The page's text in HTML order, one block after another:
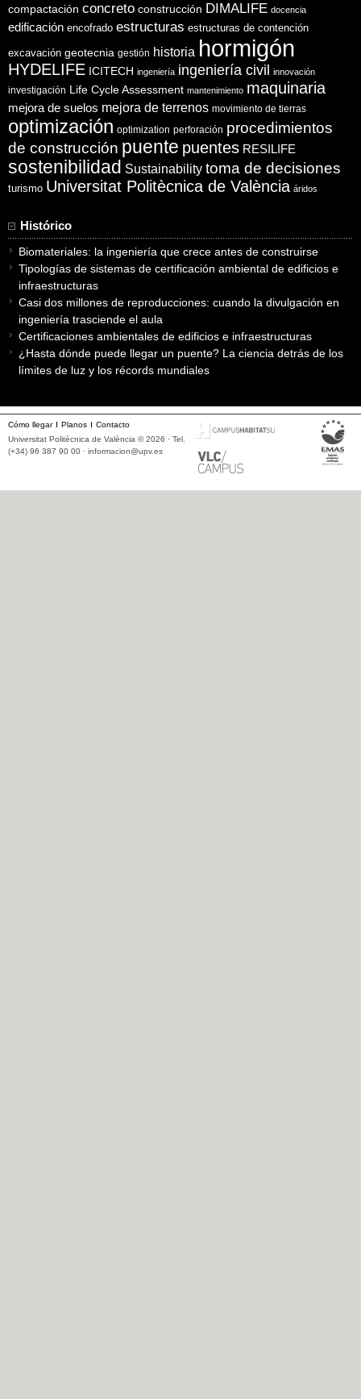
compactación concreto construcción DIMALIFE docencia
edificación encofrado estructuras estructuras de contención
excavación geotecnia gestión historia hormigón
HYDELIFE ICITECH ingeniería ingeniería civil innovación
investigación Life Cycle Assessment mantenimiento maquinaria
mejora de suelos mejora de terrenos movimiento de tierras
optimización optimization perforación procedimientos
de construcción puente puentes RESILIFE
sostenibilidad Sustainability toma de decisiones
turismo Universitat Politècnica de València áridos
Histórico
Biomateriales: la ingeniería que crece antes de construirse
Tipologías de sistemas de certificación ambiental de edificios e
infraestructuras
Casi dos millones de reproducciones: cuando la divulgación en
ingeniería trasciende el aula
Certificaciones ambientales de edificios e infraestructuras
¿Hasta dónde puede llegar un puente? La ciencia detrás de los
límites de luz y los récords mundiales
Cómo llegar Planos
Contacto
Universitat Politècnica de València © 2026 · Tel.
(+34) 96 387 90 00 · informacion@upv.es